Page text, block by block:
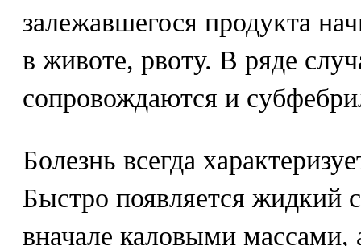
залежавшегося продукта
в животе, рвоту. В ряде
сопровождаются и
Болезнь всегда
Быстро появляется жидкий
вначале каловыми массами,